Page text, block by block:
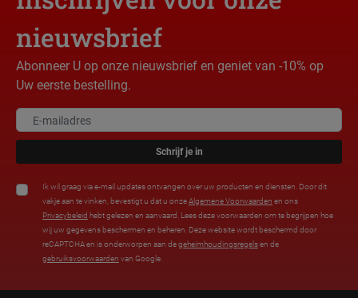
nieuwsbrief
Abonneer U op onze nieuwsbrief en geniet van -10% op
Uw eerste bestelling.
Schrijf je in
Ik wil graag via e-mail updates ontvangen over uw producten en diensten. Door dit
vakje aan te vinken, bevestigt u dat u onzeAlgemene Voorwaarden en ons
Privacybeleid hebt gelezen en aanvaard. Lees deze voorwaarden om te begrijpen hoe
wij uw gegevens beschermen en beheren. Deze website wordt beschermd door
reCAPTCHA en is onderworpen aan degeheimhoudingsregelsen de
gebruiksvoorwaarden van Google.